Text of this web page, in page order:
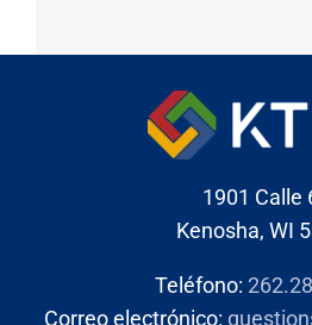
1901 Calle
Kenosha, WI
Teléfono:
Correo electrónico: